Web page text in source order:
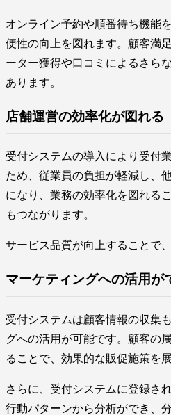
オンライン予約や順番待ち機能
便性の向上を図れます。顧客満
ーター獲得や口コミによるさら
あります。
店舗運営の効率化が図れる
受付システムの導入により受付
ため、従業員の負担が軽減し、
になり、業務の効率化を図れる
もつながります。
サービス品質が向上することで
マーケティングへの活用が
受付システムは顧客情報の収集
グへの活用が可能です。顧客の
ることで、効果的な販促施策を
さらに、受付システムに登録さ
行動パターンから分析ができ、